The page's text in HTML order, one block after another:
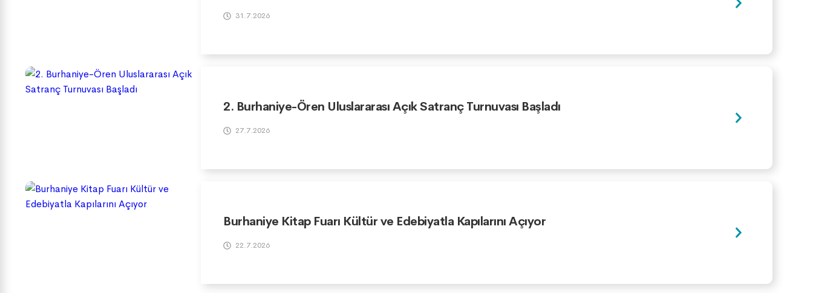
31.7.2026
2. Burhaniye-Ören Uluslararası Açık Satranç Turnuvası Başladı
27.7.2026
Burhaniye Kitap Fuarı Kültür ve Edebiyatla Kapılarını Açıyor
22.7.2026